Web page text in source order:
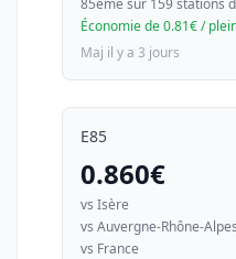
85ème sur 159 stations
Économie de 0.81€ /
Maj il y a 3 jours
E85
0.860€
vs Isère
vs Auvergne-Rhône-Alpes
vs France